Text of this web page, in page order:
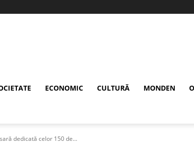
ECONOMIC CULTURĂ MONDEN
dedicată celor 150 de...